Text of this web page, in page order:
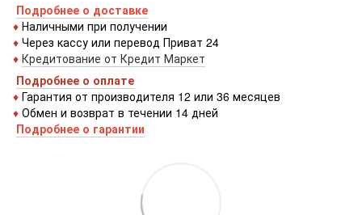
Подробнее о доставке
♦ Наличными при получении
♦ Через кассу или перевод Приват 24
♦ Кредитование от Кредит Маркет
Подробнее о оплате
♦ Гарантия от производителя 12 или 36 месяцев
♦ Обмен и возврат в течении 14 дней
Подробнее о гарантии